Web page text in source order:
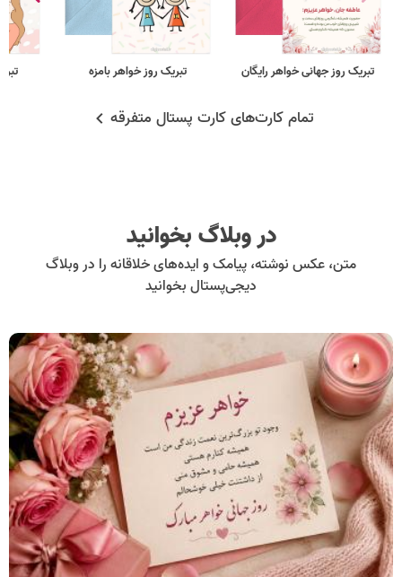
تبریک روز جهانی خواهر رایگان تبریک روز خواهر بامزه
تمام کارت‌های کارت پستال متفرقه
در وبلاگ بخوانید
متن، عکس نوشته، پیامک و ایده‌های خلاقانه را در وبلاگ
دیجی‌پستال بخوانید